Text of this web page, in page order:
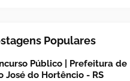
Populares
Público | Prefeitura de
José do Hortêncio - RS